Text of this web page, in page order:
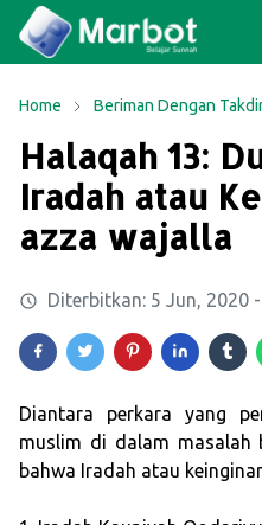
Home Beriman Dengan
Halaqah 13:
Iradah atau
azza wajalla
Diterbitkan: 5 Jun, 2020
Diantara perkara yang
muslim di dalam masalah
bahwa Iradah atau